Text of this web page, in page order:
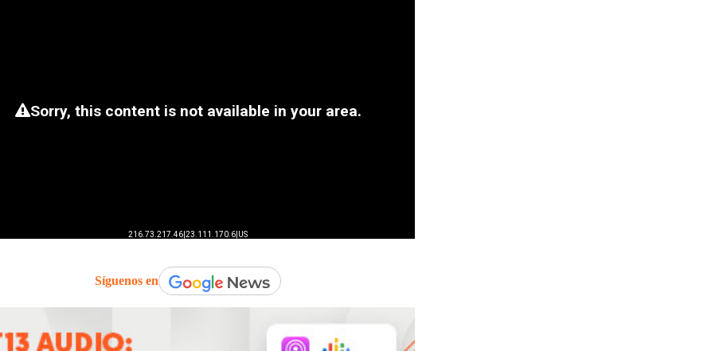
Síguenos en